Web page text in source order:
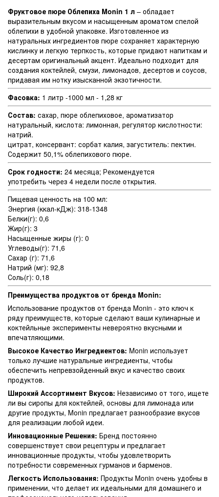
Фруктовое пюре Облепиха Monin 1 л – обладает
выразительным вкусом и насыщенным ароматом спелой
облепихи в удобной упаковке. Изготовленное из
натуральных ингредиентов пюре сохраняет характерную
кислинку и легкую терпкость, которые придают напиткам и
десертам оригинальный акцент. Идеально подходит для
создания коктейлей, смузи, лимонадов, десертов и соусов,
придавая им нотку изысканной экзотичности.
Фасовка: 1 литр -1000 мл - 1,28 кг
Состав: сахар, пюре облепиховое, ароматизатор
натуральный, кислота: лимонная, регулятор кислотности:
натрий.
цитрат, консервант: сорбат калия, загуститель: пектин.
Содержит 50,1% облепихового пюре.
Срок годности: 24 месяца; Рекомендуется
употребить через 4 недели после открытия.
Пищевая ценность на 100 мл:
Энергия (ккал-кДж): 318-1348
Белки(г): 0,6
Жир(г): 3
Насыщенные жиры (г): 0
Углеводы(г): 71,6
Сахар (г): 71,6
Натрий (мг): 92,8
Соль(г): 0,18
Преимущества продуктов от бренда Monin:
Использование продуктов от бренда Monin - это ключ к
ряду преимуществ, которые сделают ваши кулинарные и
коктейльные эксперименты невероятно вкусными и
впечатляющими.
Высокое Качество Ингредиентов: Monin использует
только лучшие натуральные ингредиенты, чтобы
обеспечить непревзойденный вкус и качество своих
продуктов.
Широкий Ассортимент Вкусов: Независимо от того, ищете
ли вы сиропы для коктейлей, основы для лимонада или
другие продукты, Monin предлагает разнообразие вкусов
для реализации любой идеи.
Инновационные Решения: Бренд постоянно
совершенствует свои рецептуры и предлагает
инновационные продукты, чтобы удовлетворить
потребности современных гурманов и барменов.
Легкость Использования: Продукты Monin очень удобны в
применении, что делает их идеальными для домашнего и